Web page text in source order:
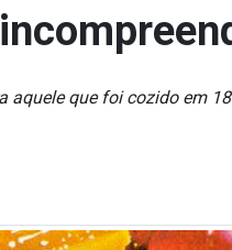
que foi cozido em